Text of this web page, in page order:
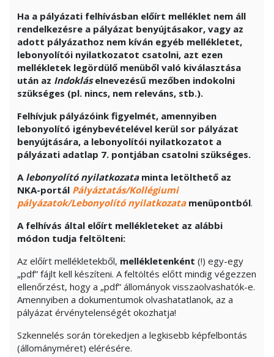
Ha a pályázati felhívásban előírt melléklet nem áll
rendelkezésre a pályázat benyújtásakor, vagy az
adott pályázathoz nem kíván egyéb mellékletet,
lebonyolítói nyilatkozatot csatolni, azt ezen
mellékletek legördülő menüből való kiválasztása
után az Indokláselnevezésű mezőben indokolni
szükséges (pl. nincs, nem releváns, stb.).
Felhívjuk pályázóink figyelmét, amennyiben
lebonyolító igénybevételével kerül sor pályázat
benyújtására, a lebonyolítói nyilatkozatot a
pályázati adatlap 7. pontjában csatolni szükséges.
A lebonyolító nyilatkozataminta letölthető az
NKA-portál Pályáztatás/Kollégiumi
pályázatok/Lebonyolító nyilatkozatamenüpontból.
A felhívás által előírt mellékleteket az alábbi
módon tudja feltölteni:
Az előírt mellékletekből, mellékletenként (!) egy-egy
„pdf” fájlt kell készíteni. A feltöltés előtt mindig végezzen
ellenőrzést, hogy a „pdf” állományok visszaolvashatók-e.
Amennyiben a dokumentumok olvashatatlanok, az a
pályázat érvénytelenségét okozhatja!
Szkennelés során törekedjen a legkisebb képfelbontás
(állományméret) elérésére.